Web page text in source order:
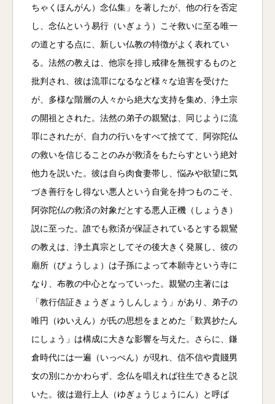
ちゃくほんがん）念仏集」を著したが、他の行を否定
し、念仏という易行（いぎょう）こそ救いに至る唯一
の道とする点に、新しい仏教の特徴がよく表れてい
る。法然の教えは、他宗を排し戒律を無視するものと
批判され、彼は流罪になるなど様々な迫害を受けた
が、多様な階層の人々から絶大な支持を集め、浄土宗
の開祖とされた。法然の弟子の親鸞は、同じように流
罪にされたが、自力の行いをすべて捨てて、阿弥陀仏
の救いを信じることのみが救済をもたらすという絶対
他力を説いた。彼は自ら肉食妻帯し、悩みや欲望に気
づき善行をし得ない悪人という自覚を持つものこそ、
阿弥陀仏の救済の対象だとする悪人正機（しょうき）
説に至った。誰でも救済が保証されているとする親鸞
の教えは、浄土真宗としてその後大きく発展し、彼の
廟所（びょうしょ）は子孫によって本願寺という寺に
なり、布教の中心となっていった。親鸞の主著には
「教行信証きょうぎょうしんしょう」があり、弟子の
唯円（ゆいえん）が氏の思想をまとめた「歎異抄たん
にしょう」は構成に大きな影響を与えた。さらに、鎌
倉時代には一遍（いっぺん）が現れ、信不信や貴賤男
女の別にかかわらず、念仏を唱えれば往生できると説
いた。彼は遊行上人（ゆぎょうじょうにん）と呼ば